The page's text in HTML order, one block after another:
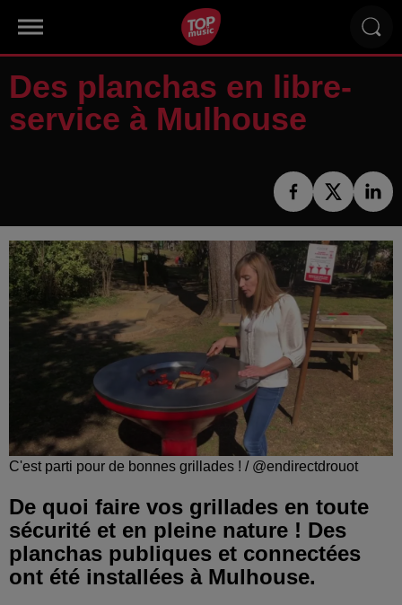
Des planchas en libre-
service à Mulhouse
C'est parti pour de bonnes grillades ! / @endirectdrouot
De quoi faire vos grillades en toute
sécurité et en pleine nature ! Des
planchas publiques et connectées
ont été installées à Mulhouse.